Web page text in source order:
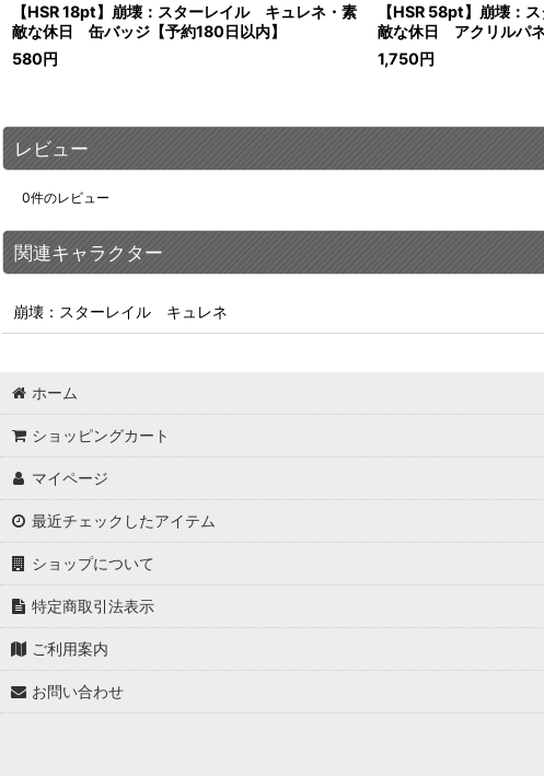
【HSR 18pt】崩壊：スターレイル キュレネ・素
敵な休日 缶バッジ【予約180日以内】
580円
【HSR 58pt】崩壊：
敵な休日 アクリルパネ
1,750円
レビュー
0件のレビュー
関連キャラクター
崩壊：スターレイル キュレネ
ホーム
ショッピングカート
マイページ
最近チェックしたアイテム
ショップについて
特定商取引法表示
ご利用案内
お問い合わせ